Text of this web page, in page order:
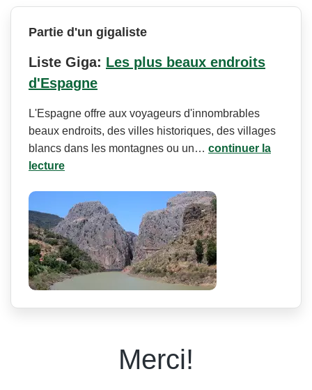
Partie d'un gigaliste
Liste Giga: Les plus beaux endroits
d'Espagne
L'Espagne offre aux voyageurs d'innombrables
beaux endroits, des villes historiques, des villages
blancs dans les montagnes ou un… continuer la
lecture
Merci!